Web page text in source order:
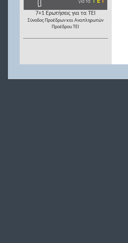
7+1 Ερωτήσεις για τα ΤΕΙ
Σύνοδος Προέδρων και Αναπληρωτών
Προέδρου ΤΕΙ